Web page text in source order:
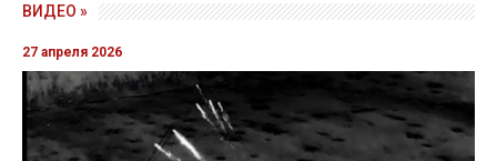
ВИДЕО »
27 апреля 2026